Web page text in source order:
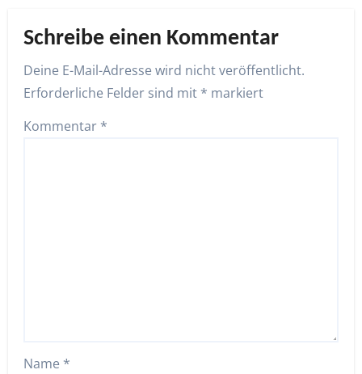
Schreibe einen Kommentar
Deine E-Mail-Adresse wird nicht veröffentlicht.
Erforderliche Felder sind mit * markiert
Kommentar *
Name *